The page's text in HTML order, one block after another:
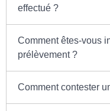
effectué ?
Comment êtes-vous
prélèvement ?
Comment contester